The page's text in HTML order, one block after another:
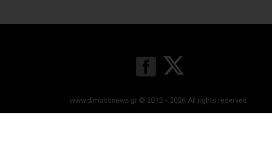
www.dimotisnews.gr © 2012 - 2026 All rights reserved